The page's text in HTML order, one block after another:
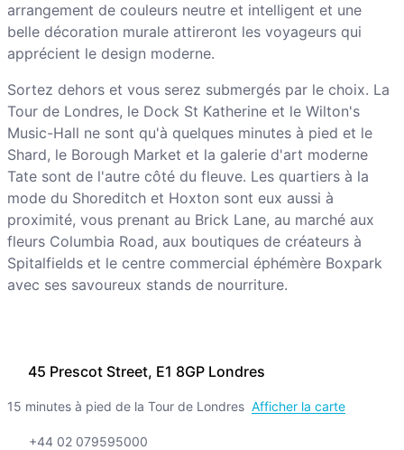
45 Prescot Street, E1 8GP Londres
15 minutes à pied de la Tour de Londres Afficher la carte
+44 02 079595000
arrangement de couleurs neutre et intelligent et une
belle décoration murale attireront les voyageurs qui
apprécient le design moderne.
Sortez dehors et vous serez submergés par le choix. La
Tour de Londres, le Dock St Katherine et le Wilton's
Music-Hall ne sont qu'à quelques minutes à pied et le
Shard, le Borough Market et la galerie d'art moderne
Tate sont de l'autre côté du fleuve. Les quartiers à la
mode du Shoreditch et Hoxton sont eux aussi à
proximité, vous prenant au Brick Lane, au marché aux
fleurs Columbia Road, aux boutiques de créateurs à
Spitalfields et le centre commercial éphémère Boxpark
avec ses savoureux stands de nourriture.